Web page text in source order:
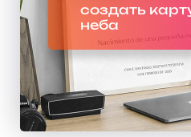
создать
неба